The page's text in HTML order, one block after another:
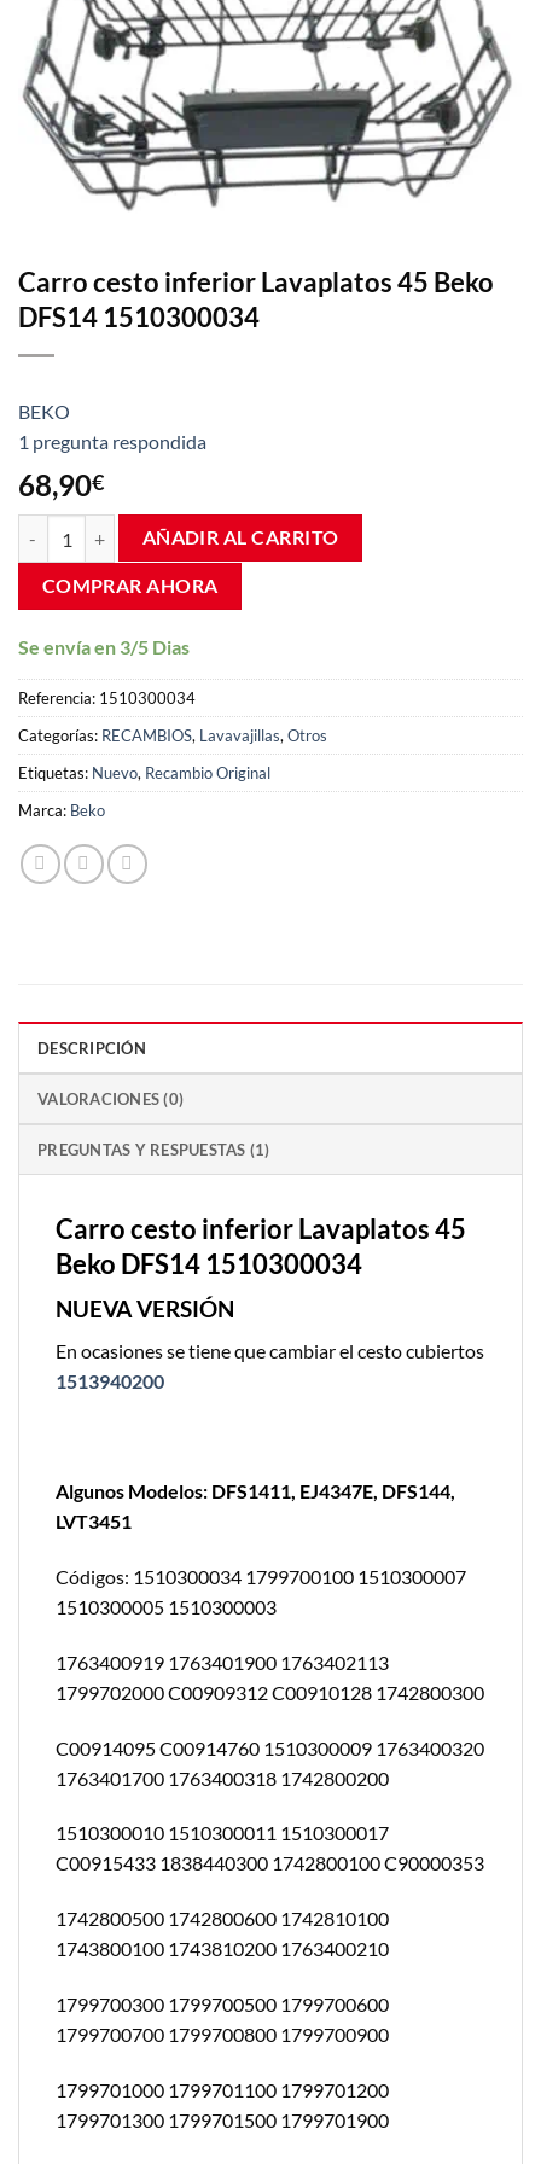
Carro cesto inferior Lavaplatos 45 Beko
DFS14 1510300034
BEKO
1 pregunta respondida
68,90€
Carro cesto inferior Lavaplatos 45 Beko DFS14 1510300034 cantidad
AÑADIR AL CARRITO
COMPRAR AHORA
Se envía en 3/5 Dias
Referencia: 1510300034
Categorías: RECAMBIOS, Lavavajillas, Otros
Etiquetas: Nuevo, Recambio Original
Marca: Beko
DESCRIPCIÓN
VALORACIONES (0)
PREGUNTAS Y RESPUESTAS (1)
Carro cesto inferior Lavaplatos 45
Beko DFS14 1510300034
NUEVA VERSIÓN
En ocasiones se tiene que cambiar el cesto cubiertos
1513940200
Algunos Modelos: DFS1411, EJ4347E, DFS144,
LVT3451
Códigos: 1510300034 1799700100 1510300007
1510300005 1510300003
1763400919 1763401900 1763402113
1799702000 C00909312 C00910128 1742800300
C00914095 C00914760 1510300009 1763400320
1763401700 1763400318 1742800200
1510300010 1510300011 1510300017
C00915433 1838440300 1742800100 C90000353
1742800500 1742800600 1742810100
1743800100 1743810200 1763400210
1799700300 1799700500 1799700600
1799700700 1799700800 1799700900
1799701000 1799701100 1799701200
1799701300 1799701500 1799701900